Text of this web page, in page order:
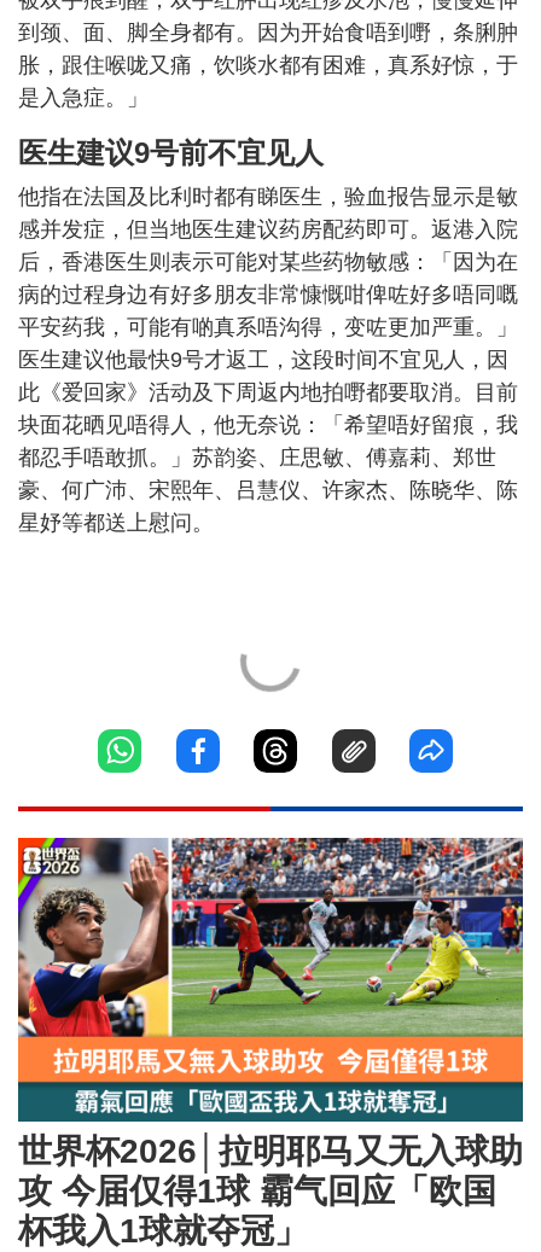
到颈、面、脚全身都有。因为开始食唔到嘢，条脷肿
胀，跟住喉咙又痛，饮啖水都有困难，真系好惊，于
是入急症。」
医生建议9号前不宜见人
他指在法国及比利时都有睇医生，验血报告显示是敏
感并发症，但当地医生建议药房配药即可。返港入院
后，香港医生则表示可能对某些药物敏感：「因为在
病的过程身边有好多朋友非常慷慨咁俾咗好多唔同嘅
平安药我，可能有啲真系唔沟得，变咗更加严重。」
医生建议他最快9号才返工，这段时间不宜见人，因
此《爱回家》活动及下周返内地拍嘢都要取消。目前
块面花晒见唔得人，他无奈说：「希望唔好留痕，我
都忍手唔敢抓。」苏韵姿、庄思敏、傅嘉莉、郑世
豪、何广沛、宋熙年、吕慧仪、许家杰、陈晓华、陈
星妤等都送上慰问。
世界杯2026│拉明耶马又无入球助
攻 今届仅得1球 霸气回应「欧国
杯我入1球就夺冠」